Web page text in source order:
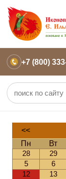
+7 (800)
<<
Пн
Вт
28
29
5
6
12
13